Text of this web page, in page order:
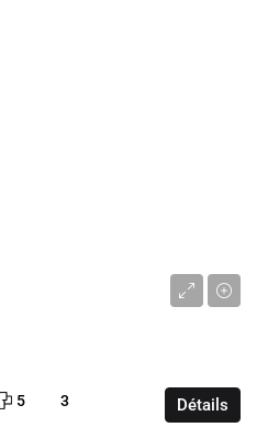
5 3 Détails